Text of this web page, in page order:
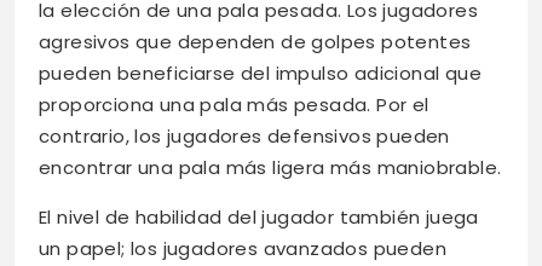
la elección de una pala pesada. Los jugadores
agresivos que dependen de golpes potentes
pueden beneficiarse del impulso adicional que
proporciona una pala más pesada. Por el
contrario, los jugadores defensivos pueden
encontrar una pala más ligera más maniobrable.
El nivel de habilidad del jugador también juega
un papel; los jugadores avanzados pueden